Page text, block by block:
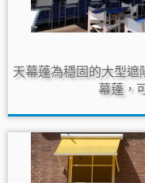
天幕蓬為穩固的大型
幕蓬，